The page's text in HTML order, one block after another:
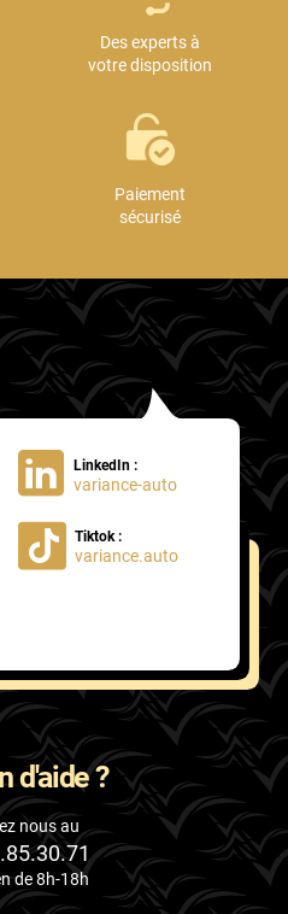
Des experts à
votre disposition
Paiement
sécurisé
LinkedIn :
variance-auto
Tiktok :
variance.auto
d'aide ?
nous au
de 8h-18h